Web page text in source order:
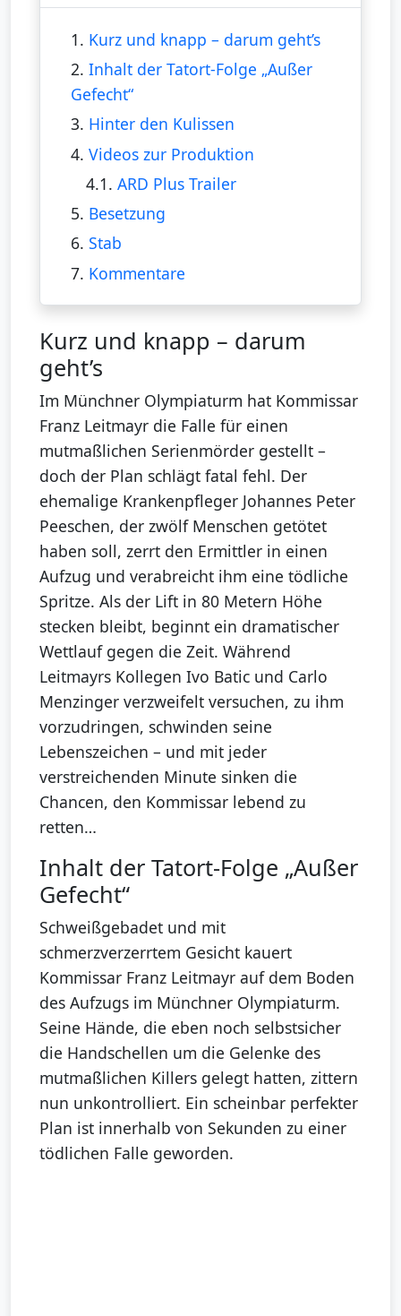
1. Kurz und knapp – darum geht’s
2. Inhalt der Tatort-Folge „Außer
Gefecht“
3. Hinter den Kulissen
4. Videos zur Produktion
4.1.ARD Plus Trailer
5. Besetzung
6. Stab
7. Kommentare
Kurz und knapp – darum
geht’s
Im Münchner Olympiaturm hat Kommissar
Franz Leitmayr die Falle für einen
mutmaßlichen Serienmörder gestellt –
doch der Plan schlägt fatal fehl. Der
ehemalige Krankenpfleger Johannes Peter
Peeschen, der zwölf Menschen getötet
haben soll, zerrt den Ermittler in einen
Aufzug und verabreicht ihm eine tödliche
Spritze. Als der Lift in 80 Metern Höhe
stecken bleibt, beginnt ein dramatischer
Wettlauf gegen die Zeit. Während
Leitmayrs Kollegen Ivo Batic und Carlo
Menzinger verzweifelt versuchen, zu ihm
vorzudringen, schwinden seine
Lebenszeichen – und mit jeder
verstreichenden Minute sinken die
Chancen, den Kommissar lebend zu
retten…
Inhalt der Tatort-Folge „Außer
Gefecht“
Schweißgebadet und mit
schmerzverzerrtem Gesicht kauert
Kommissar Franz Leitmayr auf dem Boden
des Aufzugs im Münchner Olympiaturm.
Seine Hände, die eben noch selbstsicher
die Handschellen um die Gelenke des
mutmaßlichen Killers gelegt hatten, zittern
nun unkontrolliert. Ein scheinbar perfekter
Plan ist innerhalb von Sekunden zu einer
tödlichen Falle geworden.